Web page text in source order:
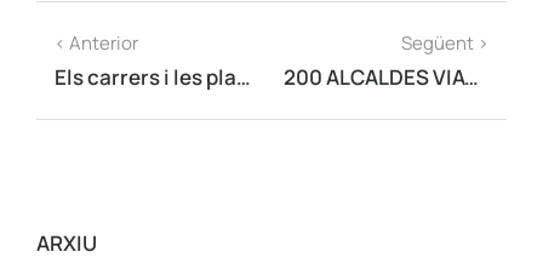
< Anterior
Els carrers i les places es tornen a omplir per exigir la llibertat dels presos
Següent >
200 ALCALDES VIATGEN A BRUSSEL·LES PER INTERNACIONALITZAR LA PERSECUCIÓ DE L’ESTAT QUE PATEIXEN ELS REPRESENTANTS POLÍTICS CATALANS
ARXIU